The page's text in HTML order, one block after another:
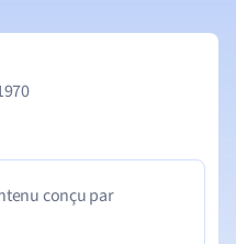
conçu par